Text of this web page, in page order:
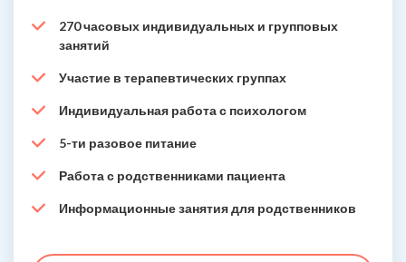
270 часовых индивидуальных и групповых
занятий
Участие в терапевтических группах
Индивидуальная работа с психологом
5-ти разовое питание
Работа с родственниками пациента
Информационные занятия для родственников